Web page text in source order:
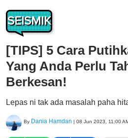
SEISMIK
[TIPS] 5 Cara
Yang Anda Perlu
Berkesan!
Lepas ni tak ada masalah paha
By Dania Hamdan | 08 Jun 2023, 11:00